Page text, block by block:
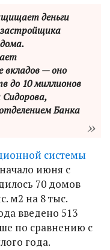
деньги
вкладов — оно
до 10 миллионов
Банка
системы
июня с
70 домов
м2 на 8 тыс.
введено 513
по сравнению с
года.